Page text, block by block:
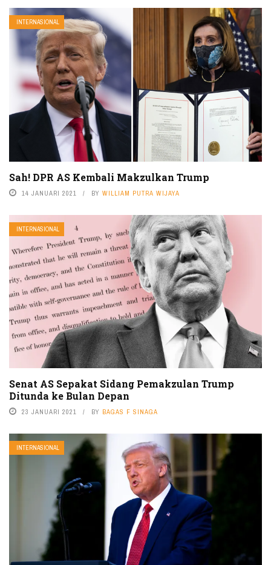
INTERNASIONAL
Sah! DPR AS Kembali Makzulkan Trump
14 JANUARI 2021 BY WILLIAM PUTRA WIJAYA
INTERNASIONAL
Senat AS Sepakat Sidang Pemakzulan Trump
Ditunda ke Bulan Depan
23 JANUARI 2021 BY BAGAS F SINAGA
INTERNASIONAL